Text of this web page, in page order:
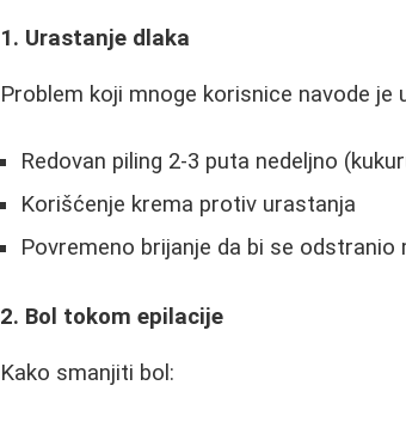
1. Urastanje dlaka
Problem koji mnoge korisnice navode je
Redovan piling 2-3 puta nedeljno
Korišćenje krema protiv urastanja
Povremeno brijanje da bi se odstranio
2. Bol tokom epilacije
Kako smanjiti bol: